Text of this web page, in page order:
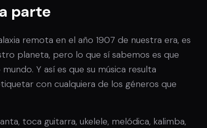
parte
remota en el año 1907 de nuestra era, es
planeta, pero lo que sí sabemos es que
Y así es que su música resulta
con cualquiera de los géneros que
toca guitarra, ukelele, melódica, kalimba,